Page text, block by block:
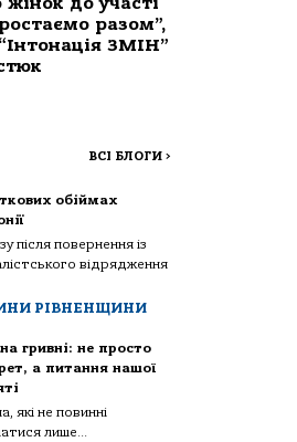
разом”,
ЗМІН”
ВСІ БЛОГИ >
обіймах
після повернення із
відрядження
РІВНЕНЩИНИ
гривні: не просто
а питання нашої
які не повинні
лише...